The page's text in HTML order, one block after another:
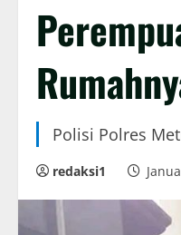
Polisi Polres
redaksi1